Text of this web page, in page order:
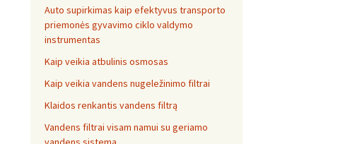
Auto supirkimas kaip efektyvus transporto
priemonės gyvavimo ciklo valdymo
instrumentas
Kaip veikia atbulinis osmosas
Kaip veikia vandens nugeležinimo filtrai
Klaidos renkantis vandens filtrą
Vandens filtrai visam namui su geriamo